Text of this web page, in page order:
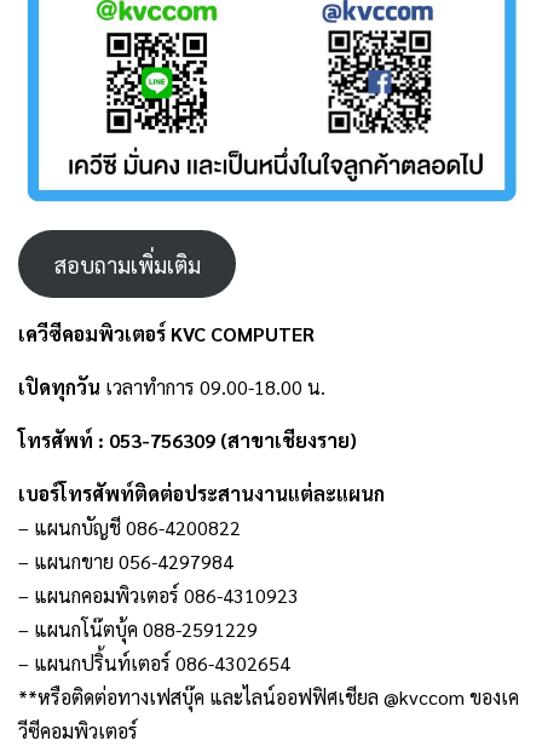
สอบถามเพิ่มเติม
เควีซีคอมพิวเตอร์ KVC COMPUTER
เปิดทุกวัน เวลาทำการ 09.00-18.00 น.
โทรศัพท์ : 053-756309 (สาขาเชียงราย)
เบอร์โทรศัพท์ติดต่อประสานงานแต่ละแผนก
– แผนกบัญชี 086-4200822
– แผนกขาย 056-4297984
– แผนกคอมพิวเตอร์ 086-4310923
– แผนกโน๊ตบุ้ค 088-2591229
– แผนกปริ้นท์เตอร์ 086-4302654
**หรือติดต่อทางเฟสบุ๊ค และไลน์ออฟฟิศเชียล @kvccom ของเค
วีซีคอมพิวเตอร์